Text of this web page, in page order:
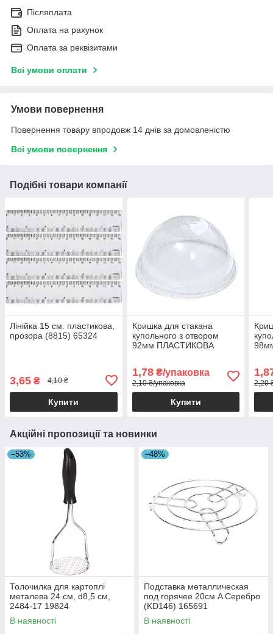
Післяплата
Оплата на рахунок
Оплата за реквізитами
Всі умови оплати
Умови повернення
Повернення товару впродовж 14 днів за домовленістю
Всі умови повернення
Подібні товари компанії
Лінійка 15 см. пластикова,
прозора (8815) 65324
3,65 ₴ 4,10 ₴
Купити
Кришка для стакана
купольного з отвором
92мм ПЛАСТИКОВА
1,78₴/упаковка
2,10 ₴/упаковка
Купити
2,20
Акційні пропозиції та новинки
–53%
Толочилка для картоплі
металева 24 см, d8,5 см,
2484-17 19824
В наявності
–48%
Подставка металлическая
под горячее 20см A Серебро
(KD146) 165691
В наявності